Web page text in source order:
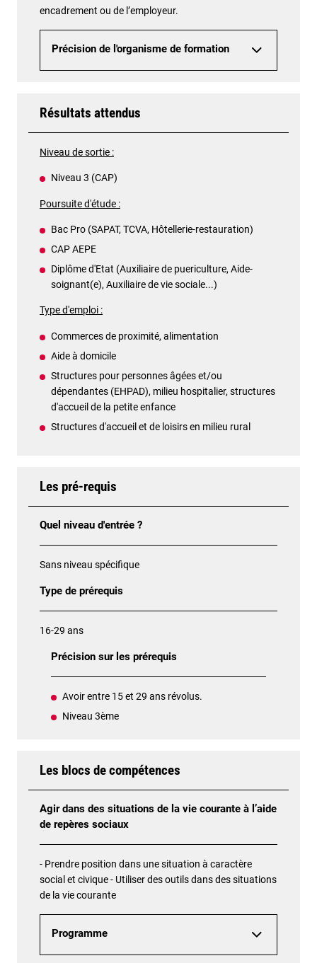
encadrement ou de l’employeur.
Précision de l'organisme de formation
Résultats attendus
Niveau de sortie :
Niveau 3 (CAP)
Poursuite d'étude :
Bac Pro (SAPAT, TCVA, Hôtellerie-restauration)
CAP AEPE
Diplôme d'Etat (Auxiliaire de puericulture, Aide-
soignant(e), Auxiliaire de vie sociale...)
Type d'emploi :
Commerces de proximité, alimentation
Aide à domicile
Structures pour personnes âgées et/ou
dépendantes (EHPAD), milieu hospitalier, structures
d'accueil de la petite enfance
Structures d'accueil et de loisirs en milieu rural
Les pré-requis
Quel niveau d'entrée ?
Sans niveau spécifique
Type de prérequis
16-29 ans
Précision sur les prérequis
Avoir entre 15 et 29 ans révolus.
Niveau 3ème
Les blocs de compétences
Agir dans des situations de la vie courante à l’aide
de repères sociaux
- Prendre position dans une situation à caractère
social et civique - Utiliser des outils dans des situations
de la vie courante
Programme